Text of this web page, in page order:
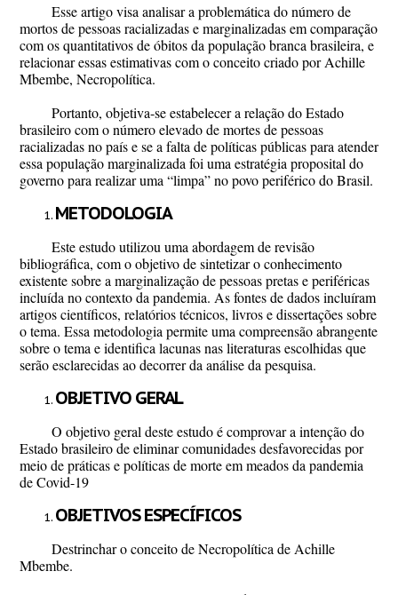
Esse artigo visa analisar a problemática do número de
mortos de pessoas racializadas e marginalizadas em comparação
com os quantitativos de óbitos da população branca brasileira, e
relacionar essas estimativas com o conceito criado por Achille
Mbembe, Necropolítica.
Portanto, objetiva-se estabelecer a relação do Estado
brasileiro com o número elevado de mortes de pessoas
racializadas no país e se a falta de políticas públicas para atender
essa população marginalizada foi uma estratégia proposital do
governo para realizar uma “limpa” no povo periférico do Brasil.
METODOLOGIA
Este estudo utilizou uma abordagem de revisão
bibliográfica, com o objetivo de sintetizar o conhecimento
existente sobre a marginalização de pessoas pretas e periféricas
incluída no contexto da pandemia. As fontes de dados incluíram
artigos científicos, relatórios técnicos, livros e dissertações sobre
o tema. Essa metodologia permite uma compreensão abrangente
sobre o tema e identifica lacunas nas literaturas escolhidas que
serão esclarecidas ao decorrer da análise da pesquisa.
OBJETIVO GERAL
O objetivo geral deste estudo é comprovar a intenção do
Estado brasileiro de eliminar comunidades desfavorecidas por
meio de práticas e políticas de morte em meados da pandemia
de Covid-19
OBJETIVOS ESPECÍFICOS
Destrinchar o conceito de Necropolítica de Achille
Mbembe.